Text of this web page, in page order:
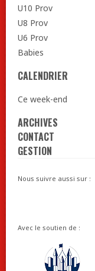
U10 Prov
U8 Prov
U6 Prov
Babies
CALENDRIER
Ce week-end
ARCHIVES
CONTACT
GESTION
Nous suivre aussi sur :
Avec le soutien de :